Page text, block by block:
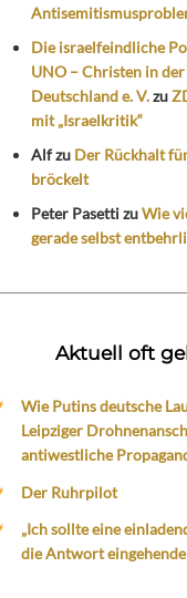
Die israelfeindliche
UNO – Christen in
Deutschland e. V.zu
mit „Israelkritik“
Alfzu Der Rückhalt
bröckelt
Peter PasettizuWie
gerade selbst
Aktuell oft
Wie Putins deutsche
Leipziger
antiwestliche
Der Ruhrpilot
„Ich sollte eine
die Antwort eingehende